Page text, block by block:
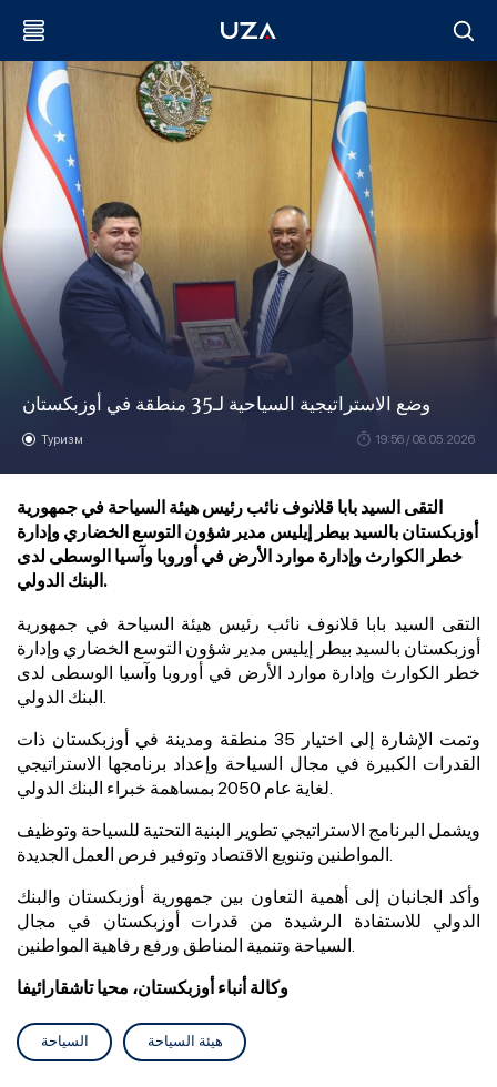
وضع الاستراتيجية السياحية لـ35 منطقة في أوزبكستان
Туризм 19:56 / 08.05.2026
التقى السيد بابا قلانوف نائب رئيس هيئة السياحة في جمهورية
أوزبكستان بالسيد بيطر إيليس مدير شؤون التوسع الخضاري وإدارة
خطر الكوارث وإدارة موارد الأرض في أوروبا وآسيا الوسطى لدى
البنك الدولي.
التقى السيد بابا قلانوف نائب رئيس هيئة السياحة في جمهورية
أوزبكستان بالسيد بيطر إيليس مدير شؤون التوسع الخضاري وإدارة
خطر الكوارث وإدارة موارد الأرض في أوروبا وآسيا الوسطى لدى
البنك الدولي.
وتمت الإشارة إلى اختيار 35 منطقة ومدينة في أوزبكستان ذات
القدرات الكبيرة في مجال السياحة وإعداد برنامجها الاستراتيجي
لغاية عام 2050 بمساهمة خبراء البنك الدولي.
ويشمل البرنامج الاستراتيجي تطوير البنية التحتية للسياحة وتوظيف
المواطنين وتنويع الاقتصاد وتوفير فرص العمل الجديدة.
وأكد الجانبان إلى أهمية التعاون بين جمهورية أوزبكستان والبنك
الدولي للاستفادة الرشيدة من قدرات أوزبكستان في مجال
السياحة وتنمية المناطق ورفع رفاهية المواطنين.
وكالة أنباء أوزبكستان، محيا تاشقارائيفا
السياحة هيئة السياحة